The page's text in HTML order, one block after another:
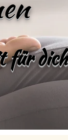
für dich